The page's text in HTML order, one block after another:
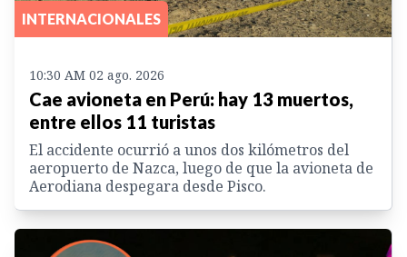
INTERNACIONALES
10:30 AM 02 ago. 2026
Cae avioneta en Perú: hay 13 muertos,
entre ellos 11 turistas
El accidente ocurrió a unos dos kilómetros del
aeropuerto de Nazca, luego de que la avioneta de
Aerodiana despegara desde Pisco.